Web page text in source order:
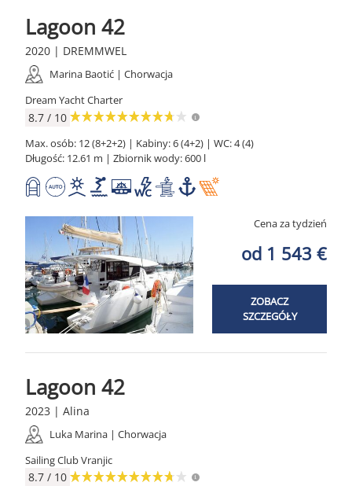
Lagoon 42
2020 | DREMMWEL
Marina Baotić | Chorwacja
Dream Yacht Charter
8.7 / 10
Max. osób: 12 (8+2+2) | Kabiny: 6 (4+2) | WC: 4 (4)
Długość: 12.61 m | Zbiornik wody: 600 l
Cena za tydzień
od 1 543 €
ZOBACZ
SZCZEGÓŁY
Lagoon 42
2023 | Alina
Luka Marina | Chorwacja
Sailing Club Vranjic
8.7 / 10